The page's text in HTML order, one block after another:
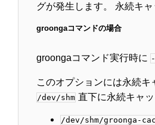
グが発生します。 永続キ
groongaコマンドの場合
groongaコマンド実行時に
このオプションには永続キ
/dev/shm 直下に永続キャ
/dev/shm/groonga-